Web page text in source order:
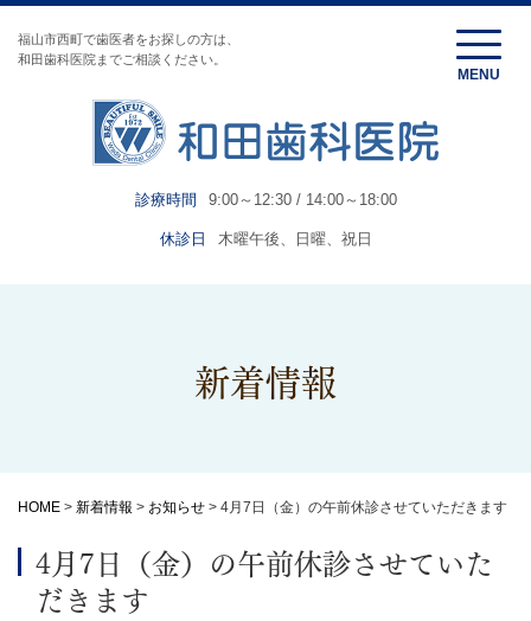
福山市西町で歯医者をお探しの方は、
和田歯科医院までご相談ください。
診療時間 9:00～12:30 / 14:00～18:00
休診日 木曜午後、日曜、祝日
新着情報
HOME > 新着情報 > お知らせ > 4月7日（金）の午前休診させていただきます
4月7日（金）の午前休診させていた
だきます